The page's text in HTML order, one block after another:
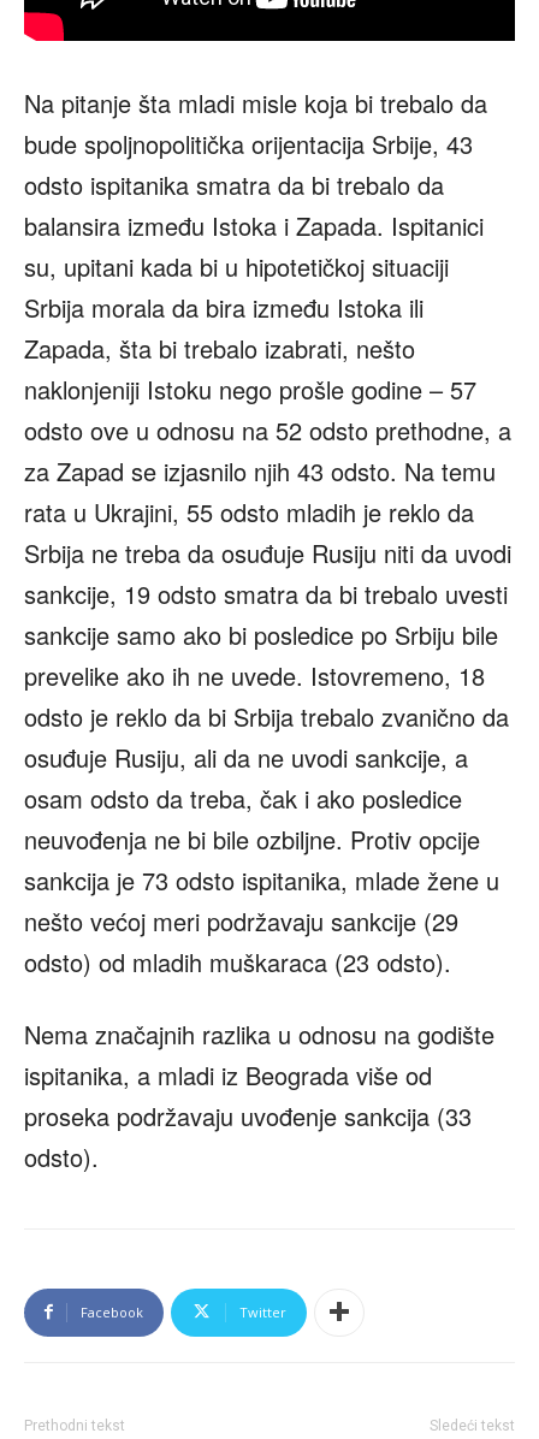
Na pitanje šta mladi misle koja bi trebalo da
bude spoljnopolitička orijentacija Srbije, 43
odsto ispitanika smatra da bi trebalo da
balansira između Istoka i Zapada. Ispitanici
su, upitani kada bi u hipotetičkoj situaciji
Srbija morala da bira između Istoka ili
Zapada, šta bi trebalo izabrati, nešto
naklonjeniji Istoku nego prošle godine – 57
odsto ove u odnosu na 52 odsto prethodne, a
za Zapad se izjasnilo njih 43 odsto. Na temu
rata u Ukrajini, 55 odsto mladih je reklo da
Srbija ne treba da osuđuje Rusiju niti da uvodi
sankcije, 19 odsto smatra da bi trebalo uvesti
sankcije samo ako bi posledice po Srbiju bile
prevelike ako ih ne uvede. Istovremeno, 18
odsto je reklo da bi Srbija trebalo zvanično da
osuđuje Rusiju, ali da ne uvodi sankcije, a
osam odsto da treba, čak i ako posledice
neuvođenja ne bi bile ozbiljne. Protiv opcije
sankcija je 73 odsto ispitanika, mlade žene u
nešto većoj meri podržavaju sankcije (29
odsto) od mladih muškaraca (23 odsto).
Nema značajnih razlika u odnosu na godište
ispitanika, a mladi iz Beograda više od
proseka podržavaju uvođenje sankcija (33
odsto).
Facebook Twitter
Prethodni tekst Sledeći tekst